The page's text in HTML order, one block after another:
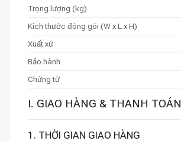
Trọng lượng (kg)
Kích thước đóng gói (W x L x H)
Xuất xứ
Bảo hành
Chứng từ
I. GIAO HÀNG & THANH TOÁN
1. THỜI GIAN GIAO HÀNG